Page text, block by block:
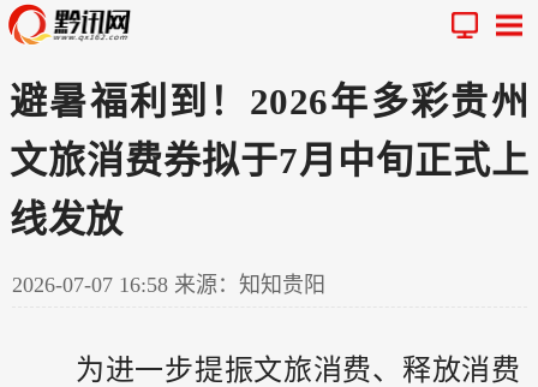
避暑福利到！2026年多彩贵州
文旅消费券拟于7月中旬正式上
线发放
2026-07-07 16:58 来源：知知贵阳
为进一步提振文旅消费、释放消费